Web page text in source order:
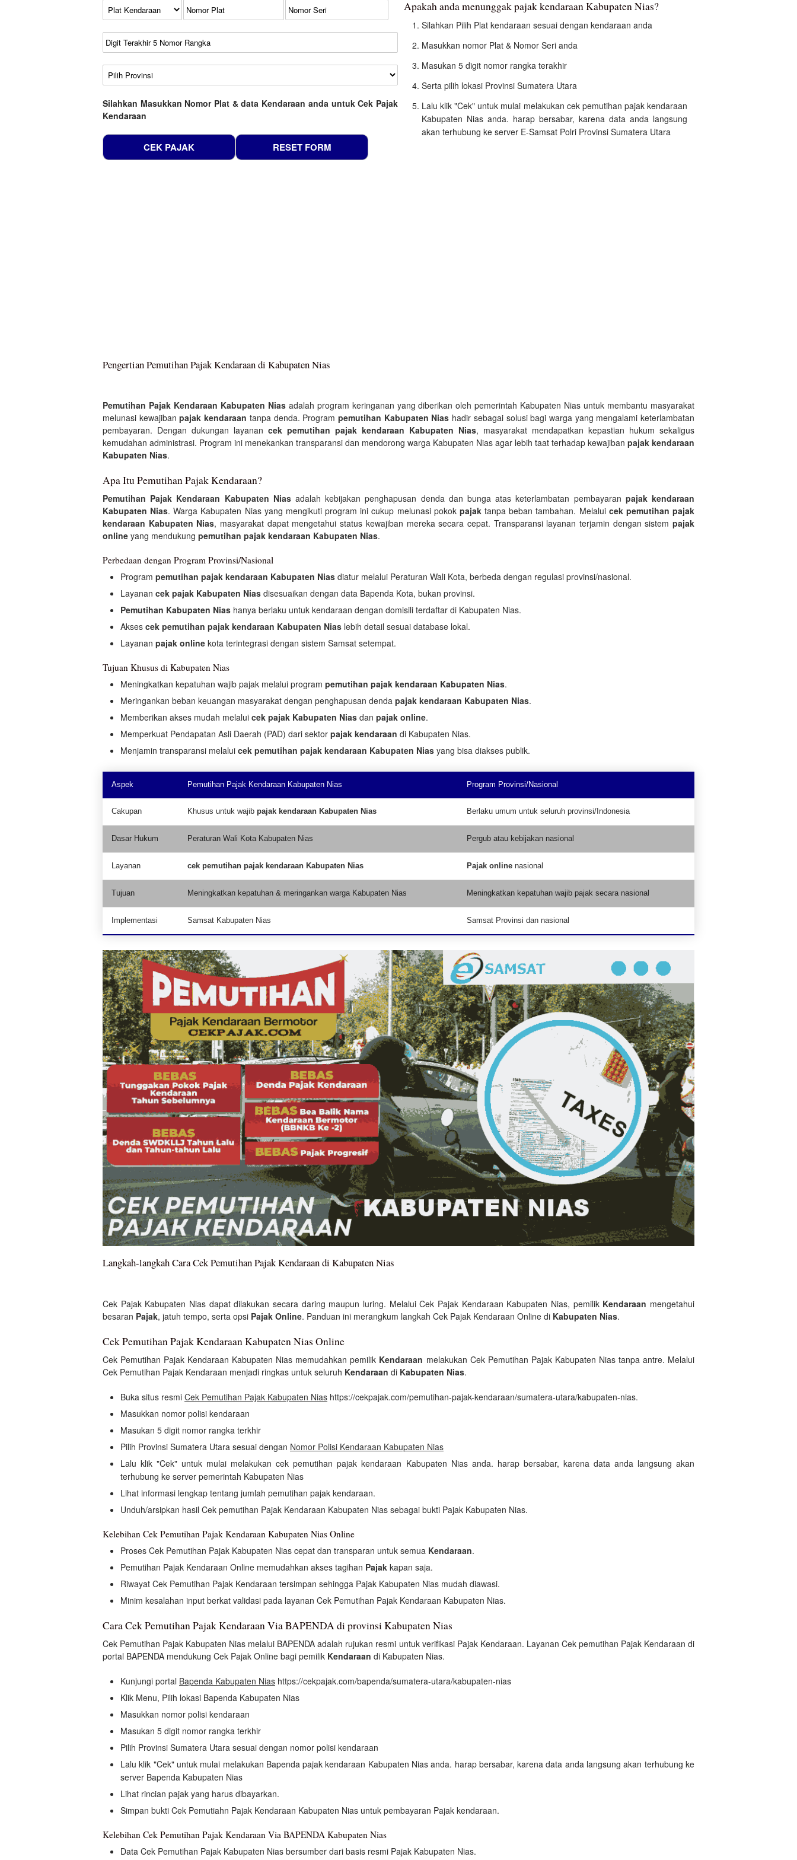
Kode Plat Kendaraan
No Plat
No Seri
No Rangka
Wilayah
Silahkan Masukkan Nomor Plat & data Kendaraan anda untuk Cek Pajak
Kendaraan
Apakah anda menunggak pajak kendaraan Kabupaten Nias?
Silahkan Pilih Plat kendaraan sesuai dengan kendaraan anda
Masukkan nomor Plat & Nomor Seri anda
Masukan 5 digit nomor rangka terakhir
Serta pilih lokasi Provinsi Sumatera Utara
Lalu klik "Cek" untuk mulai melakukan cek pemutihan pajak kendaraan
Kabupaten Nias anda. harap bersabar, karena data anda langsung
akan terhubung ke server E-Samsat Polri Provinsi Sumatera Utara
Pengertian Pemutihan Pajak Kendaraan di Kabupaten Nias
Pemutihan Pajak Kendaraan Kabupaten Niasadalah program keringanan yang diberikan oleh pemerintah Kabupaten Nias untuk membantu masyarakat
melunasi kewajibanpajak kendaraan tanpa denda. Program pemutihan Kabupaten Nias hadir sebagai solusi bagi warga yang mengalami keterlambatan
pembayaran. Dengan dukungan layanan cek pemutihan pajak kendaraan Kabupaten Nias, masyarakat mendapatkan kepastian hukum sekaligus
kemudahan administrasi. Program ini menekankan transparansi dan mendorong warga Kabupaten Nias agar lebih taat terhadap kewajiban pajak kendaraan
Kabupaten Nias.
Apa Itu Pemutihan Pajak Kendaraan?
Pemutihan Pajak Kendaraan Kabupaten Niasadalah kebijakan penghapusan denda dan bunga atas keterlambatan pembayaran pajak kendaraan
Kabupaten Nias. Warga Kabupaten Nias yang mengikuti program ini cukup melunasi pokok pajaktanpa beban tambahan. Melalui cek pemutihan pajak
kendaraan Kabupaten Nias, masyarakat dapat mengetahui status kewajiban mereka secara cepat. Transparansi layanan terjamin dengan sistem pajak
online yang mendukung pemutihan pajak kendaraan Kabupaten Nias.
Perbedaan dengan Program Provinsi/Nasional
Program pemutihan pajak kendaraan Kabupaten Nias diatur melalui Peraturan Wali Kota, berbeda dengan regulasi provinsi/nasional.
Layanan cek pajak Kabupaten Nias disesuaikan dengan data Bapenda Kota, bukan provinsi.
Pemutihan Kabupaten Nias hanya berlaku untuk kendaraan dengan domisili terdaftar di Kabupaten Nias.
Akses cek pemutihan pajak kendaraan Kabupaten Nias lebih detail sesuai database lokal.
Layanan pajak online kota terintegrasi dengan sistem Samsat setempat.
Tujuan Khusus di Kabupaten Nias
Meningkatkan kepatuhan wajib pajak melalui program pemutihan pajak kendaraan Kabupaten Nias.
Meringankan beban keuangan masyarakat dengan penghapusan denda pajak kendaraan Kabupaten Nias.
Memberikan akses mudah melalui cek pajak Kabupaten Nias dan pajak online.
Memperkuat Pendapatan Asli Daerah (PAD) dari sektor pajak kendaraan di Kabupaten Nias.
Menjamin transparansi melalui cek pemutihan pajak kendaraan Kabupaten Nias yang bisa diakses publik.
Aspek Pemutihan Pajak Kendaraan Kabupaten Nias Program Provinsi/Nasional
Cakupan Khusus untuk wajib pajak kendaraan Kabupaten Nias Berlaku umum untuk seluruh provinsi/Indonesia
Dasar Hukum Peraturan Wali Kota Kabupaten Nias Pergub atau kebijakan nasional
Layanan cek pemutihan pajak kendaraan Kabupaten Nias Pajak online nasional
Tujuan Meningkatkan kepatuhan & meringankan warga Kabupaten Nias Meningkatkan kepatuhan wajib pajak secara nasional
Implementasi Samsat Kabupaten Nias Samsat Provinsi dan nasional
Langkah-langkah Cara Cek Pemutihan Pajak Kendaraan di Kabupaten Nias
Cek Pajak Kabupaten Nias dapat dilakukan secara daring maupun luring. Melalui Cek Pajak Kendaraan Kabupaten Nias, pemilik Kendaraan mengetahui
besaran Pajak, jatuh tempo, serta opsi Pajak Online. Panduan ini merangkum langkah Cek Pajak Kendaraan Online di Kabupaten Nias.
Cek Pemutihan Pajak Kendaraan Kabupaten Nias Online
Cek Pemutihan Pajak Kendaraan Kabupaten Nias memudahkan pemilik Kendaraan melakukan Cek Pemutihan Pajak Kabupaten Nias tanpa antre. Melalui
Cek Pemutihan Pajak Kendaraan menjadi ringkas untuk seluruh Kendaraan di Kabupaten Nias.
Buka situs resmi Cek Pemutihan Pajak Kabupaten Nias https://cekpajak.com/pemutihan-pajak-kendaraan/sumatera-utara/kabupaten-nias.
Masukkan nomor polisi kendaraan
Masukan 5 digit nomor rangka terkhir
Pilih Provinsi Sumatera Utara sesuai dengan Nomor Polisi Kendaraan Kabupaten Nias
Lalu klik "Cek" untuk mulai melakukan cek pemutihan pajak kendaraan Kabupaten Nias anda. harap bersabar, karena data anda langsung akan
terhubung ke server pemerintah Kabupaten Nias
Lihat informasi lengkap tentang jumlah pemutihan pajak kendaraan.
Unduh/arsipkan hasil Cek pemutihan Pajak Kendaraan Kabupaten Nias sebagai bukti Pajak Kabupaten Nias.
Kelebihan Cek Pemutihan Pajak Kendaraan Kabupaten Nias Online
Proses Cek Pemutihan Pajak Kabupaten Nias cepat dan transparan untuk semua Kendaraan.
Pemutihan Pajak Kendaraan Online memudahkan akses tagihan Pajak kapan saja.
Riwayat Cek Pemutihan Pajak Kendaraan tersimpan sehingga Pajak Kabupaten Nias mudah diawasi.
Minim kesalahan input berkat validasi pada layanan Cek Pemutihan Pajak Kendaraan Kabupaten Nias.
Cara Cek Pemutihan Pajak Kendaraan Via BAPENDA di provinsi Kabupaten Nias
Cek Pemutihan Pajak Kabupaten Nias melalui BAPENDA adalah rujukan resmi untuk verifikasi Pajak Kendaraan. Layanan Cek pemutihan Pajak Kendaraan di
portal BAPENDA mendukung Cek Pajak Online bagi pemilik Kendaraan di Kabupaten Nias.
Kunjungi portal Bapenda Kabupaten Nias https://cekpajak.com/bapenda/sumatera-utara/kabupaten-nias
Klik Menu, Pilih lokasi Bapenda Kabupaten Nias
Masukkan nomor polisi kendaraan
Masukan 5 digit nomor rangka terkhir
Pilih Provinsi Sumatera Utara sesuai dengan nomor polisi kendaraan
Lalu klik "Cek" untuk mulai melakukan Bapenda pajak kendaraan Kabupaten Nias anda. harap bersabar, karena data anda langsung akan terhubung ke
server Bapenda Kabupaten Nias
Lihat rincian pajak yang harus dibayarkan.
Simpan bukti Cek Pemutiahn Pajak Kendaraan Kabupaten Nias untuk pembayaran Pajak kendaraan.
Kelebihan Cek Pemutihan Pajak Kendaraan Via BAPENDA Kabupaten Nias
Data Cek Pemutihan Pajak Kabupaten Nias bersumber dari basis resmi Pajak Kabupaten Nias.